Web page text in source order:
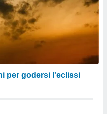
per godersi l'eclissi